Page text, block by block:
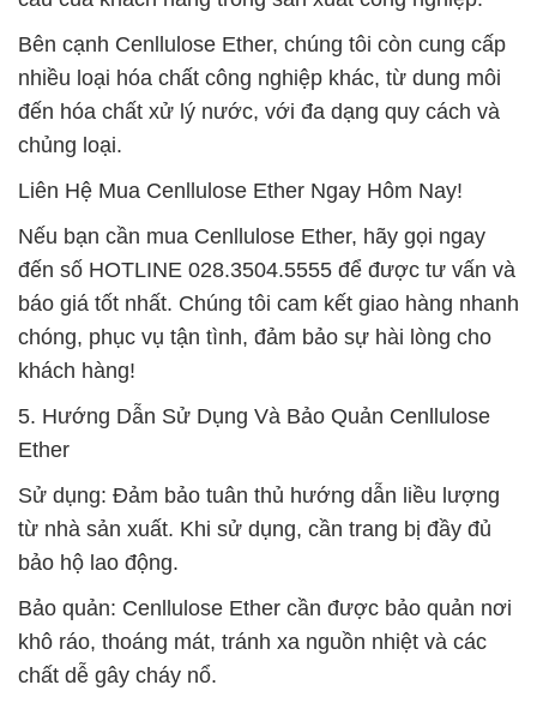
Bên cạnh Cenllulose Ether, chúng tôi còn cung cấp
nhiều loại hóa chất công nghiệp khác, từ dung môi
đến hóa chất xử lý nước, với đa dạng quy cách và
chủng loại.
Liên Hệ Mua Cenllulose Ether Ngay Hôm Nay!
Nếu bạn cần mua Cenllulose Ether, hãy gọi ngay
đến số HOTLINE 028.3504.5555 để được tư vấn và
báo giá tốt nhất. Chúng tôi cam kết giao hàng nhanh
chóng, phục vụ tận tình, đảm bảo sự hài lòng cho
khách hàng!
5. Hướng Dẫn Sử Dụng Và Bảo Quản Cenllulose
Ether
Sử dụng: Đảm bảo tuân thủ hướng dẫn liều lượng
từ nhà sản xuất. Khi sử dụng, cần trang bị đầy đủ
bảo hộ lao động.
Bảo quản: Cenllulose Ether cần được bảo quản nơi
khô ráo, thoáng mát, tránh xa nguồn nhiệt và các
chất dễ gây cháy nổ.